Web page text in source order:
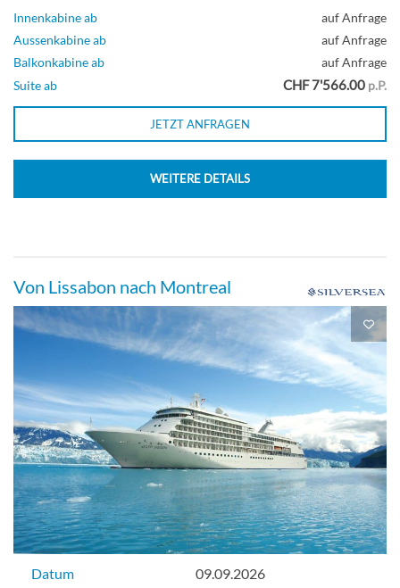
Innenkabine ab
auf Anfrage
Aussenkabine ab
auf Anfrage
Balkonkabine ab
auf Anfrage
Suite ab
CHF 7'566.00 p.P.
JETZT ANFRAGEN
WEITERE DETAILS
Von Lissabon nach Montreal
Datum
09.09.2026